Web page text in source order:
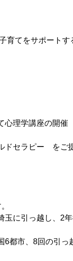
育てをサポートす
心理学講座の開催
ドセラピー をご
玉に引っ越し、2
都市、8回の引っ